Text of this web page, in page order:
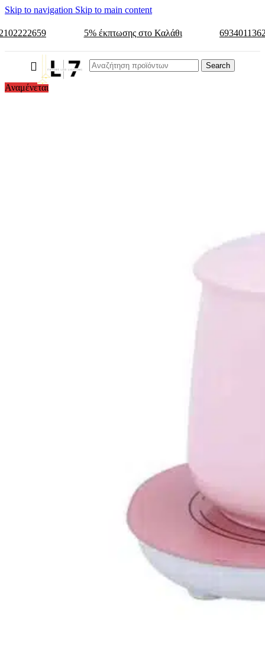
Skip to navigation Skip to main content
5% έκπτωσης στο Καλάθι
Search
Αναμένεται